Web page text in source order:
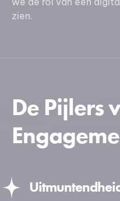
zien.
De Pijlers